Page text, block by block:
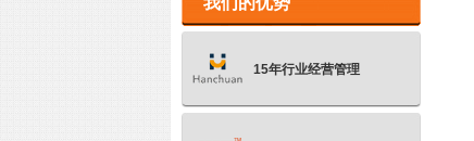
15年行业经营管理